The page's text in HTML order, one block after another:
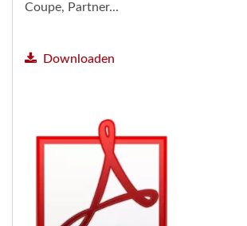
Coupe, Partner...
Downloaden